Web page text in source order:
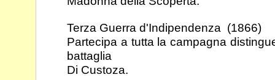
Terza Guerra d'Indipendenza (1866)
Partecipa a tutta la campagna
battaglia
Di Custoza.